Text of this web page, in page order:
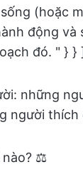
(hoặc
động và
đó. " } }
những
người thích
nào? ⚖️